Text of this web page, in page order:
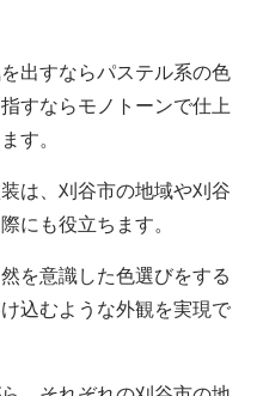
出すならパステル系の色
すならモノトーンで仕上
す。
は、刈谷市の地域や刈谷
にも役立ちます。
を意識した色選びをする
込むような外観を実現で